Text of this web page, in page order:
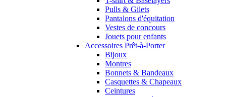
Pulls & Gilets
Pantalons d'équitation
Vestes de concours
Jouets pour enfants
Accessoires Prêt-à-Porter
Bijoux
Montres
Bonnets & Bandeaux
Casquettes & Chapeaux
Ceintures